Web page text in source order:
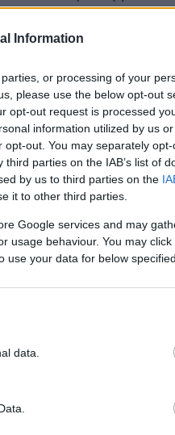
Information
or processing of your
please use the below opt-out
opt-out request is processed
information utilized by us
out. You may separately
parties on the IAB’s list of
by us to third parties on the
it to other third parties.
Google services and may
usage behaviour. You may
use your data for below
data.
Ευτύχιου
Γκουδή-Νινέ,
Ματσούκα, Νίκη
Τζελέπη, Μαρία
Μαρία
ηγεσίας του
, ενώ η λίστα με τους
καταρτίζει η
μετά από
συμβούλιο και
την επόμενη
διαδικασία για